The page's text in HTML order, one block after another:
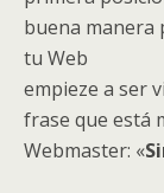
buena manera
tu Web
empieze a ser
frase que está
Webmaster: «